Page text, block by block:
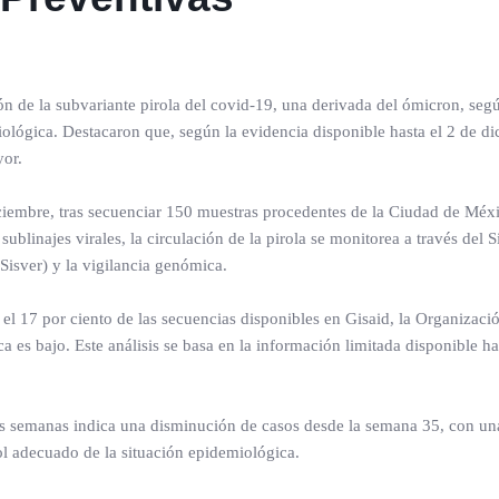
de la subvariante pirola del covid-19, una derivada del ómicron,
Destacaron que, según la evidencia disponible hasta el 2 de
tras secuenciar 150 muestras procedentes de la Ciudad de
virales, la circulación de la pirola se monitorea a través del
y la vigilancia genómica.
17 por ciento de las secuencias disponibles en Gisaid, la
es bajo. Este análisis se basa en la información limitada disponible
indica una disminución de casos desde la semana 35, con
adecuado de la situación epidemiológica.